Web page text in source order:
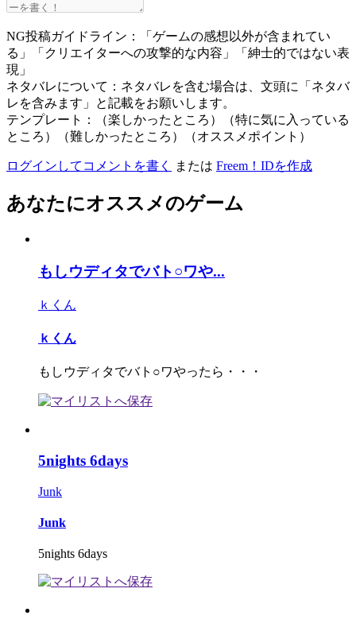
NG投稿ガイドライン：「ゲームの感想以外が含まれてい
る」「クリエイターへの攻撃的な内容」「紳士的ではない表
現」
ネタバレについて：ネタバレを含む場合は、文頭に「ネタバ
レを含みます」と記載をお願いします。
テンプレート：（楽しかったところ）（特に気に入っている
ところ）（難しかったところ）（オススメポイント）
ログインしてコメントを書く または Freem！IDを作成
あなたにオススメのゲーム
もしウディタでバト○ワや...
ｋくん
ｋくん
もしウディタでバト○ワやったら・・・
5nights 6days
Junk
Junk
5nights 6days